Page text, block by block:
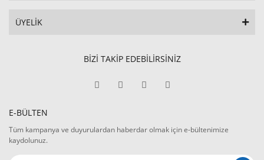
ÜYELİK
BİZİ TAKİP EDEBİLİRSİNİZ
E-BÜLTEN
Tüm kampanya ve duyurulardan haberdar olmak için e-bültenimize
kaydolunuz.